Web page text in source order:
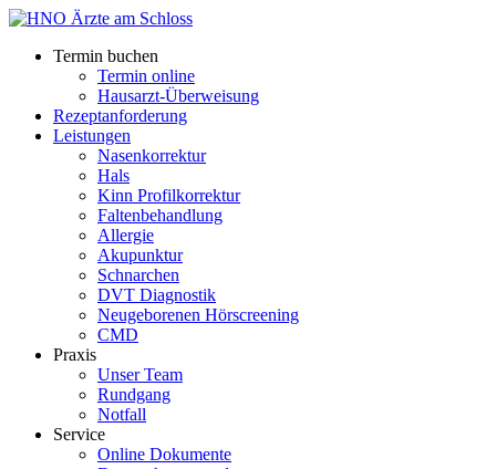
Termin buchen
Termin online
Hausarzt-Überweisung
Rezeptanforderung
Leistungen
Nasenkorrektur
Hals
Kinn Profilkorrektur
Faltenbehandlung
Allergie
Akupunktur
Schnarchen
DVT Diagnostik
Neugeborenen Hörscreening
CMD
Praxis
Unser Team
Rundgang
Notfall
Service
Online Dokumente